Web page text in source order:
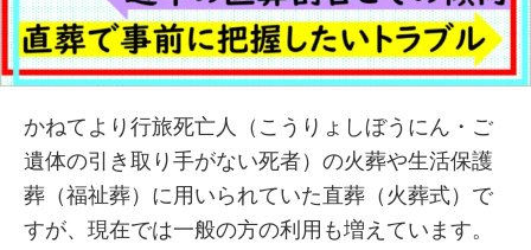
かねてより行旅死亡人（こうりょしぼうにん・ご
遺体の引き取り手がない死者）の火葬や生活保護
葬（福祉葬）に用いられていた直葬（火葬式）で
すが、現在では一般の方の利用も増えています。